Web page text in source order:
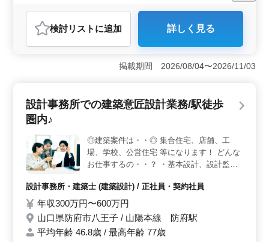
おすすめポイント
＜働きやすい環境と充実した休暇制度＞ 年間休日が125
日あり、土日祝日も休みのため、仕事とプライベートの
バランスを取りやすい環境です。また、車通勤が可能で
交通費も全額支給されるので、通勤の負担も軽減されま
急募しているため、これまでのキャリアやスキルを存分
に活かせます。特に、2級建築士以上の資格とCAD経験が
求められるため、専門知識を活かして即戦力として活躍
できるポジションです。 ＜幅広い設計実績と多様な
業務内容＞ 一般住宅や商業施設、福祉施設など、多岐
にわたる設計実績があり、施主打ち合わせから基本設
計、実施設計、施工会社選定まで幅広い業務を担当しま
す。様々なプロジェクトに関わることで、さらにスキル
アップが期待できます。
検討リスト に追加 詳しく見る
掲載期間 2026/08/04〜2026/11/03
設計事務所での建築意匠設計業務/駅徒歩
圏内♪
◎建築案件は・・◎ 集合住宅、店舗、工
場、学校、公営住宅 等になります！ どんな
お仕事するの・・？ ・基本設計、設計監理
・工事全般の確認作業 等 ・打ち合わせ、現
場調査業務 ・CAD操作 このようなお仕事を
して頂きます☆ ポイントは・・？ ・作業着
支給 ・交通費支給 ・資格手当支給 ・駅徒歩
圏内なので通いやすい環境になってます♪ 1
設計事務所・建築士 (建築設計) / 正社員・契約社員
年収300万円〜600万円
山口県防府市八王子 / 山陽本線 防府駅
平均年齢 46.8歳 / 最高年齢 77歳